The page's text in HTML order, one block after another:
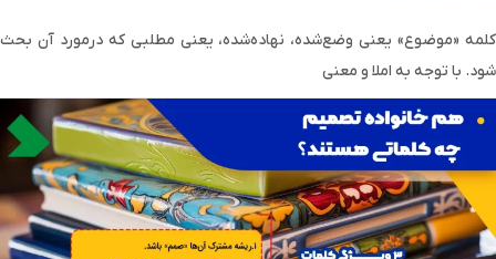
کلمه «موضوع» یعنی وضع‌شده، نهاده‌شده، یعنی مطلبی که درمورد آن بحث
شود. با توجه به املا و معنی